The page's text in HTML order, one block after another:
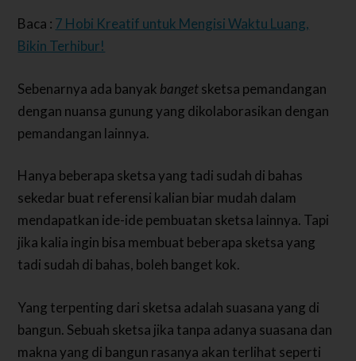
Baca : 7 Hobi Kreatif untuk Mengisi Waktu Luang,
Bikin Terhibur!
Sebenarnya ada banyak bangetsketsa pemandangan
dengan nuansa gunung yang dikolaborasikan dengan
pemandangan lainnya.
Hanya beberapa sketsa yang tadi sudah di bahas
sekedar buat referensi kalian biar mudah dalam
mendapatkan ide-ide pembuatan sketsa lainnya. Tapi
jika kalia ingin bisa membuat beberapa sketsa yang
tadi sudah di bahas, boleh banget kok.
Yang terpenting dari sketsa adalah suasana yang di
bangun. Sebuah sketsa jika tanpa adanya suasana dan
makna yang di bangun rasanya akan terlihat seperti